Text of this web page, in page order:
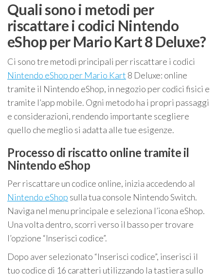
Quali sono i metodi per
riscattare i codici Nintendo
eShop per Mario Kart 8 Deluxe?
Ci sono tre metodi principali per riscattare i codici
Nintendo eShop per Mario Kart 8 Deluxe: online
tramite il Nintendo eShop, in negozio per codici fisici e
tramite l’app mobile. Ogni metodo ha i propri passaggi
e considerazioni, rendendo importante scegliere
quello che meglio si adatta alle tue esigenze.
Processo di riscatto online tramite il
Nintendo eShop
Per riscattare un codice online, inizia accedendo al
Nintendo eShop sulla tua console Nintendo Switch.
Naviga nel menu principale e seleziona l’icona eShop.
Una volta dentro, scorri verso il basso per trovare
l’opzione “Inserisci codice”.
Dopo aver selezionato “Inserisci codice”, inserisci il
tuo codice di 16 caratteri utilizzando la tastiera sullo